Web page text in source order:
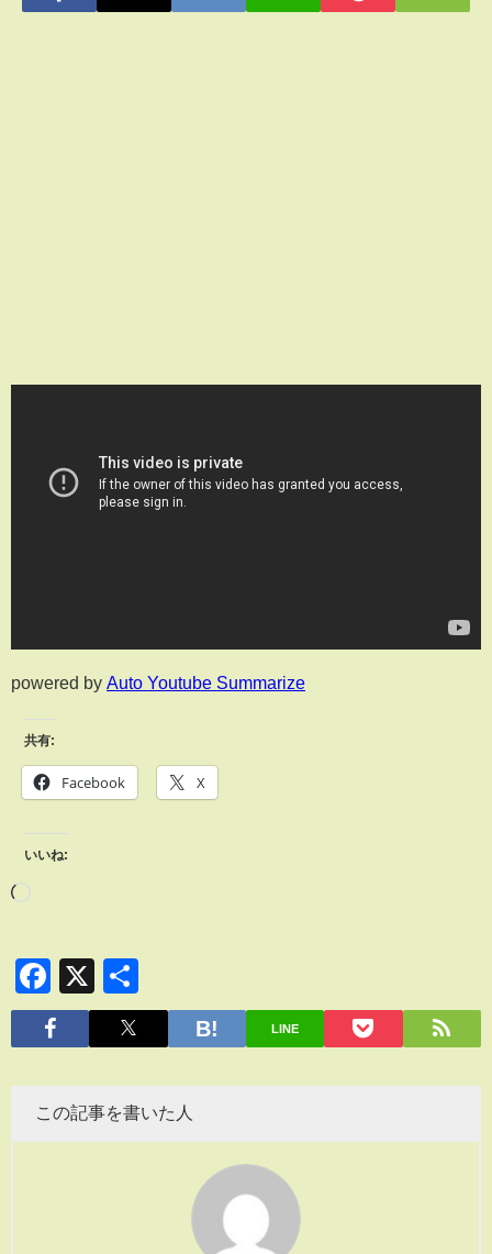
powered by Auto Youtube Summarize
共有:
Facebook X
いいね:
Facebook
X
有
LINE
この記事を書いた人